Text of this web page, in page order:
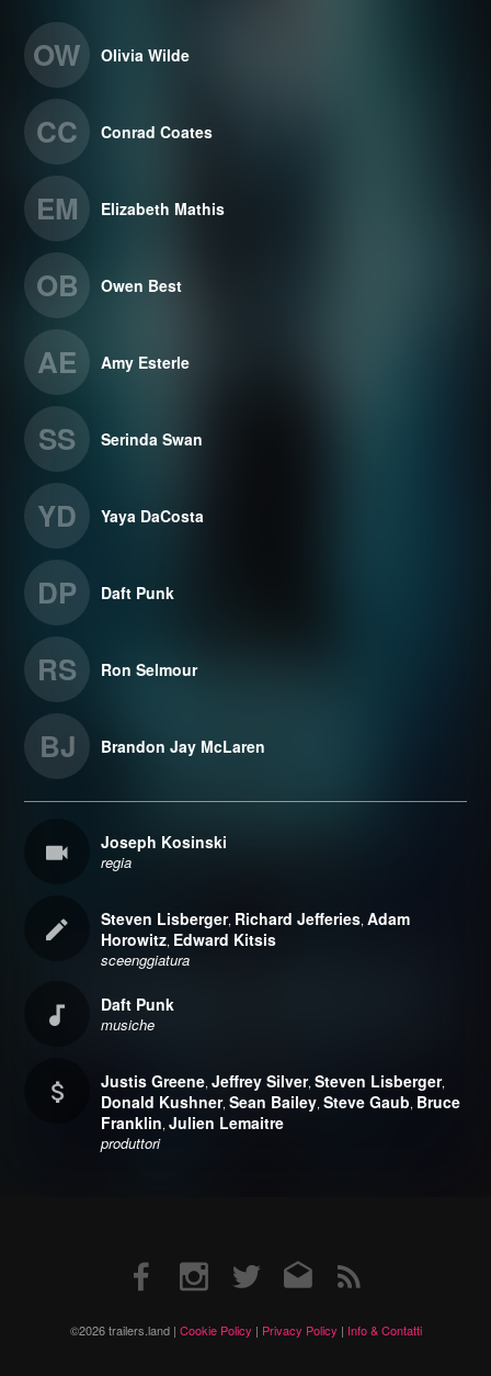
OW Olivia Wilde
CC Conrad Coates
EM Elizabeth Mathis
OB Owen Best
AE Amy Esterle
SS Serinda Swan
YD Yaya DaCosta
DP Daft Punk
RS Ron Selmour
BJ Brandon Jay McLaren
Joseph Kosinski
regia
Steven Lisberger, Richard Jefferies,Adam
Horowitz, Edward Kitsis
sceenggiatura
Daft Punk
musiche
Justis Greene,Jeffrey Silver,Steven Lisberger,
Donald Kushner,Sean Bailey,Steve Gaub, Bruce
Franklin,Julien Lemaitre
produttori
©2026 trailers.land | Cookie Policy | Privacy Policy | Info & Contatti